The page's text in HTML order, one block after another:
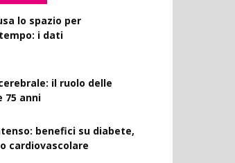
lo spazio per
i dati
il ruolo delle
75 anni
benefici su diabete,
cardiovascolare